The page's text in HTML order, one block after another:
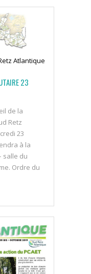
Atlantique
23
de la
Retz
23
à la
salle du
Ordre du